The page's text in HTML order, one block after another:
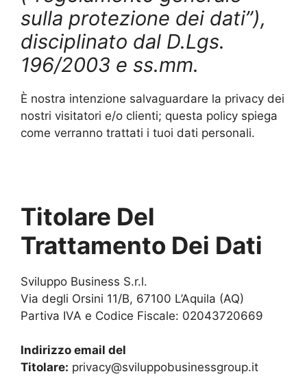
sulla protezione dei dati”),
disciplinato dal D.Lgs.
196/2003 e ss.mm.
È nostra intenzione salvaguardare la privacy dei
nostri visitatori e/o clienti; questa policy spiega
come verranno trattati i tuoi dati personali.
Titolare Del
Trattamento Dei Dati
Sviluppo Business S.r.l.
Via degli Orsini 11/B, 67100 L’Aquila (AQ)
Partiva IVA e Codice Fiscale: 02043720669
Indirizzo email del
Titolare: privacy@sviluppobusinessgroup.it